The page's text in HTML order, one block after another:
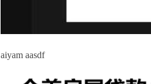
aiyam aasdf